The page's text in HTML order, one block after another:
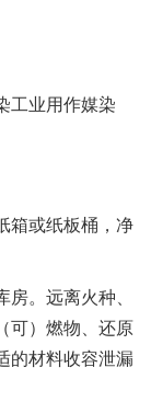
工业用作媒染
箱或纸板桶，净
。远离火种、
可）燃物、还原
的材料收容泄漏